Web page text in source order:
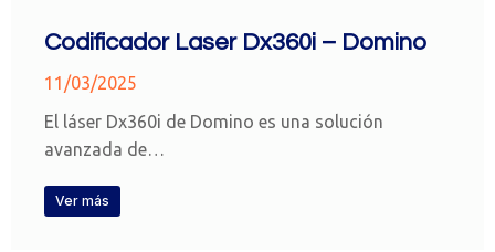
Codificador Laser Dx360i – Domino
11/03/2025
El láser Dx360i de Domino es una solución
avanzada de…
Ver más